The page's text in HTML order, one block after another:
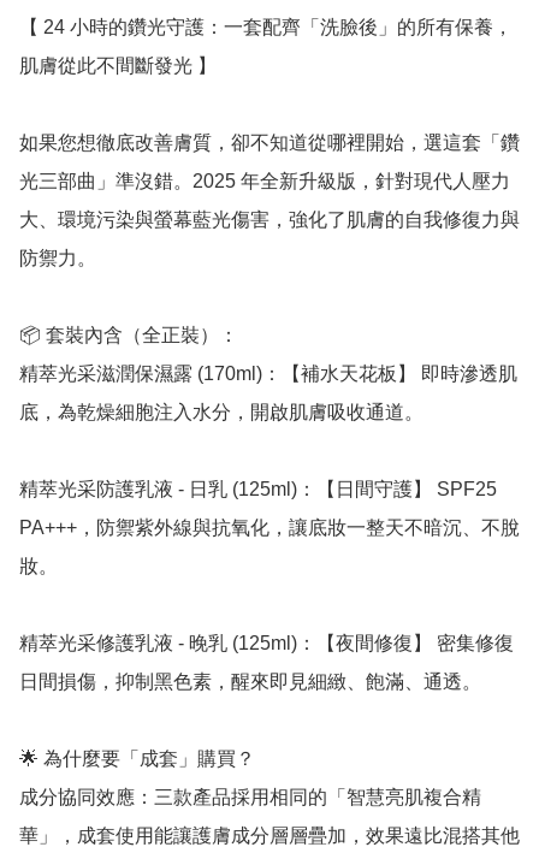
【 24 小時的鑽光守護：一套配齊「洗臉後」的所有保養，
肌膚從此不間斷發光 】
如果您想徹底改善膚質，卻不知道從哪裡開始，選這套「鑽
光三部曲」準沒錯。2025 年全新升級版，針對現代人壓力
大、環境污染與螢幕藍光傷害，強化了肌膚的自我修復力與
防禦力。
📦 套裝內含（全正裝）：
精萃光采滋潤保濕露 (170ml)：【補水天花板】 即時滲透肌
底，為乾燥細胞注入水分，開啟肌膚吸收通道。
精萃光采防護乳液 - 日乳 (125ml)：【日間守護】 SPF25
PA+++，防禦紫外線與抗氧化，讓底妝一整天不暗沉、不脫
妝。
精萃光采修護乳液 - 晚乳 (125ml)：【夜間修復】 密集修復
日間損傷，抑制黑色素，醒來即見細緻、飽滿、通透。
🌟 為什麼要「成套」購買？
成分協同效應：三款產品採用相同的「智慧亮肌複合精
華」，成套使用能讓護膚成分層層疊加，效果遠比混搭其他